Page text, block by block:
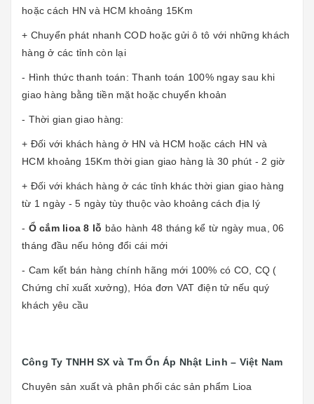
hoặc cách HN và HCM khoảng 15Km
+ Chuyển phát nhanh COD hoặc gửi ô tô với những khách
hàng ở các tỉnh còn lại
- Hình thức thanh toán: Thanh toán 100% ngay sau khi
giao hàng bằng tiền mặt hoặc chuyển khoản
- Thời gian giao hàng:
+ Đối với khách hàng ở HN và HCM hoặc cách HN và
HCM khoảng 15Km thời gian giao hàng là 30 phút - 2 giờ
+ Đối với khách hàng ở các tỉnh khác thời gian giao hàng
từ 1 ngày - 5 ngày tùy thuộc vào khoảng cách địa lý
- Ổ cắm lioa 8 lỗ bảo hành 48 tháng kể từ ngày mua, 06
tháng đầu nếu hỏng đổi cái mới
- Cam kết bán hàng chính hãng mới 100% có CO, CQ (
Chứng chỉ xuất xưởng), Hóa đơn VAT điện tử nếu quý
khách yêu cầu
Công Ty TNHH SX và Tm Ổn Áp Nhật Linh – Việt Nam
Chuyên sản xuất và phân phối các sản phẩm Lioa